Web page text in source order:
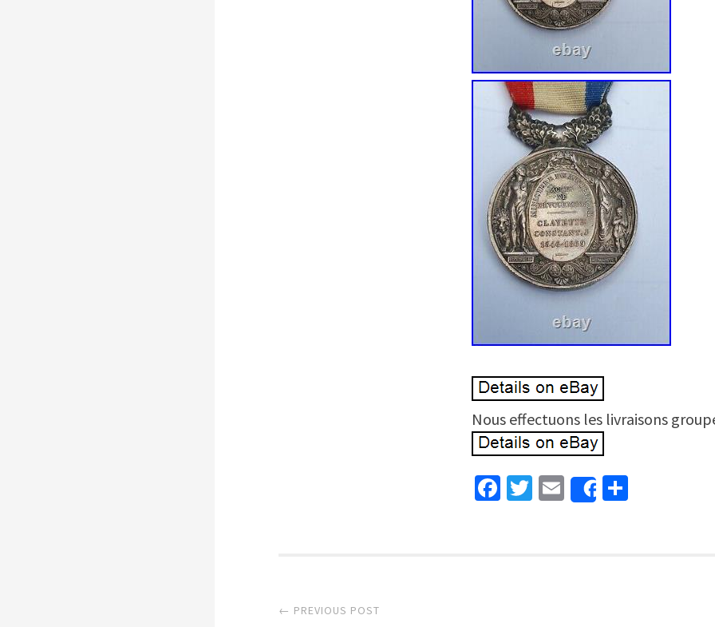
Nous effectuons les livraisons
Facebook
Twitter
EmailShare
← PREVIOUS POST